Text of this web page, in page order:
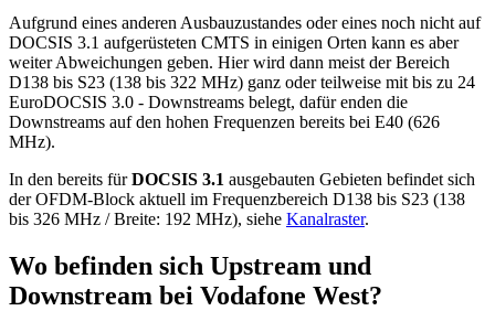
Aufgrund eines anderen Ausbauzustandes oder eines noch nicht auf
DOCSIS 3.1 aufgerüsteten CMTS in einigen Orten kann es aber
weiter Abweichungen geben. Hier wird dann meist der Bereich
D138 bis S23 (138 bis 322 MHz) ganz oder teilweise mit bis zu 24
EuroDOCSIS 3.0 - Downstreams belegt, dafür enden die
Downstreams auf den hohen Frequenzen bereits bei E40 (626
MHz).
In den bereits fürDOCSIS 3.1 ausgebauten Gebieten befindet sich
der OFDM-Block aktuell im Frequenzbereich D138 bis S23 (138
bis 326 MHz / Breite: 192 MHz), siehe Kanalraster.
Wo befinden sich Upstream und
Downstream bei Vodafone West?